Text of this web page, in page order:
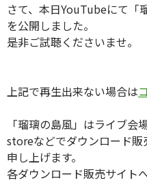
さて、本日YouTubeにて「
を公開しました。
是非ご試聴くださいませ。
上記で再生出来ない場合は
「瑠璃の島風」はライブ
storeなどでダウンロード販
申し上げます。
各ダウンロード販売サイト